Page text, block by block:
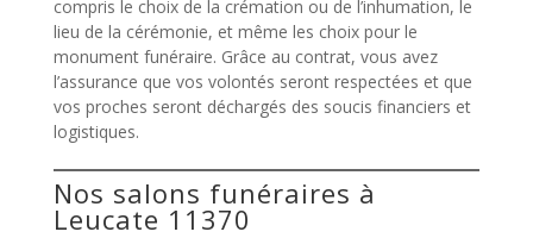
compris le choix de la crémation ou de l’inhumation, le
lieu de la cérémonie, et même les choix pour le
monument funéraire. Grâce au contrat, vous avez
l’assurance que vos volontés seront respectées et que
vos proches seront déchargés des soucis financiers et
logistiques.
Nos salons funéraires à
Leucate 11370